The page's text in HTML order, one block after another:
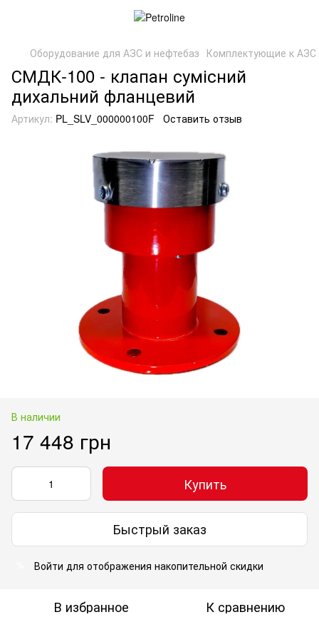
Оборудование для АЗС и нефтебаз Комплектующие к АЗС
СМДК-100 - клапан сумісний
дихальний фланцевий
Артикул: PL_SLV_000000100F Оставить отзыв
В наличии
17 448 грн
Купить
Быстрый заказ
Войти для отображения накопительной скидки
В избранное К сравнению